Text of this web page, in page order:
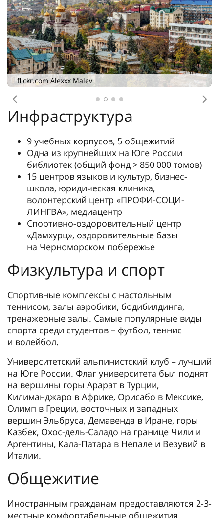
flickr.com Alexxx Malev
Предыдущее
Инфраструктура
9 учебных корпусов, 5 общежитий
Одна из крупнейших на Юге России
библиотек (общий фонд > 850 000 томов)
15 центров языков и культур, бизнес-
школа, юридическая клиника,
волонтерский центр «ПРОФИ-СОЦИ-
ЛИНГВА», медиацентр
Спортивно-оздоровительный центр
«Дамхурц», оздоровительные базы
на Черноморском побережье
Физкультура и спорт
Спортивные комплексы с настольным
теннисом, залы аэробики, бодибилдинга,
тренажерные залы. Самые популярные виды
спорта среди студентов – футбол, теннис
и волейбол.
Университетский альпинистский клуб – лучший
на Юге России. Флаг университета был поднят
на вершины горы Арарат в Турции,
Килиманджаро в Африке, Орисабо в Мексике,
Олимп в Греции, восточных и западных
вершин Эльбруса, Демавенда в Иране, горы
Казбек, Охос-дель-Саладо на границе Чили и
Аргентины, Кала-Патара в Непале и Везувий в
Италии.
Общежитие
Иностранным гражданам предоставляются 2-3-
местные комфортабельные общежития